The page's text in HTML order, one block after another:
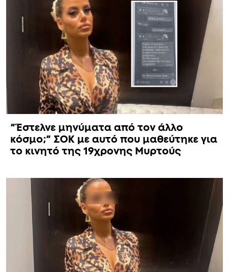
“Έστελνε μηνύματα από τον άλλο
κόσμο;” ΣΟΚ με αυτό που μαθεύτηκε για
το κινητό της 19χρονης Μυρτούς